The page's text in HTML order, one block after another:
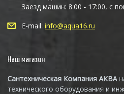
Заезд машин: 8:00 - 17:00, с
E-mail: info@aqua16.ru
Наш магазин
Сантехническая Компания АКВА
технического оборудования и